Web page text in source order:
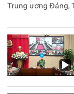
Trung ương Đảng,
liên quan đến
CAND.